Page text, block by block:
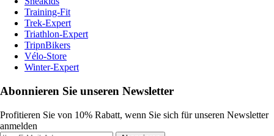
Training-Fit
Trek-Expert
Triathlon-Expert
TripnBikers
Vélo-Store
Winter-Expert
Abonnieren Sie unseren Newsletter
Profitieren Sie von 10% Rabatt, wenn Sie sich für unseren Newsletter
anmelden